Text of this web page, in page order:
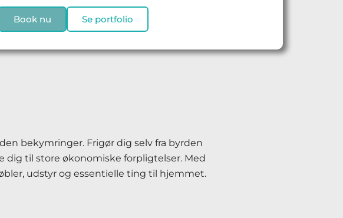
Book nu Se portfolio
bekymringer. Frigør dig selv fra byrden
til store økonomiske forpligtelser. Med
udstyr og essentielle ting til hjemmet.